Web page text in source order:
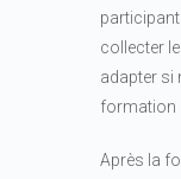
collecter
adapter si
formation
Après la